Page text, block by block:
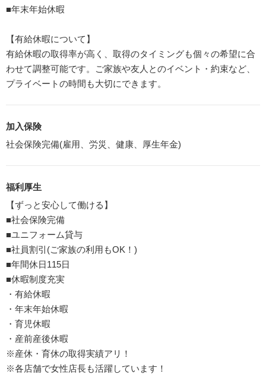
■年末年始休暇
【有給休暇について】
有給休暇の取得率が高く、取得のタイミングも個々の希望に合
わせて調整可能です。ご家族や友人とのイベント・約束など、
プライベートの時間も大切にできます。
加入保険
社会保険完備(雇用、労災、健康、厚生年金)
福利厚生
【ずっと安心して働ける】
■社会保険完備
■ユニフォーム貸与
■社員割引(ご家族の利用もOK！)
■年間休日115日
■休暇制度充実
・有給休暇
・年末年始休暇
・育児休暇
・産前産後休暇
※産休・育休の取得実績アリ！
※各店舗で女性店長も活躍しています！